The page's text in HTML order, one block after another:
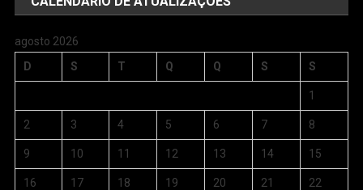
agosto 2026
D
S T Q Q S S
1
2 3 4 5 6 7 8
9 10 11 12 13 14 15
16 17 18 19 20 21 22